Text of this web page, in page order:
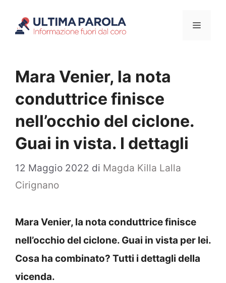
Menu
Mara Venier, la nota
conduttrice finisce
nell’occhio del ciclone.
Guai in vista. I dettagli
12 Maggio 2022 di Magda Killa Lalla
Cirignano
Mara Venier, la nota conduttrice finisce
nell’occhio del ciclone. Guai in vista per lei.
Cosa ha combinato? Tutti i dettagli della
vicenda.